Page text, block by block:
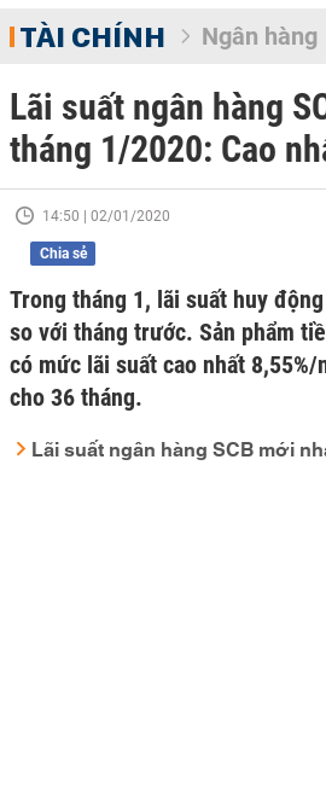
TÀI CHÍNH Ngân hàng
Lãi suất ngân hàng
tháng 1/2020: Cao
14:50 | 02/01/2020
Chia sẻ
Trong tháng 1, lãi suất huy
so với tháng trước. Sản phẩm
có mức lãi suất cao nhất 8,55%/
cho 36 tháng.
Lãi suất ngân hàng SCB mới